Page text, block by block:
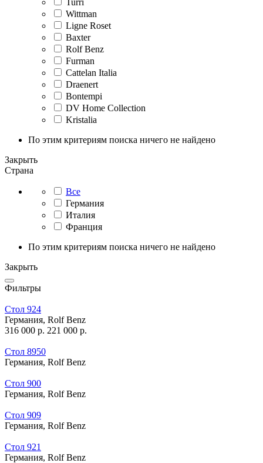
Wittman
Ligne Roset
Baxter
Rolf Benz
Furman
Cattelan Italia
Draenert
Bontempi
DV Home Collection
Kristalia
По этим критериям поиска ничего не найдено
Закрыть
Страна
Все
Германия
Италия
Франция
По этим критериям поиска ничего не найдено
Закрыть
Фильтры
Стол 924
Германия, Rolf Benz
316 000 р. 221 000 р.
Стол 8950
Германия, Rolf Benz
Стол 900
Германия, Rolf Benz
Стол 909
Германия, Rolf Benz
Стол 921
Германия, Rolf Benz